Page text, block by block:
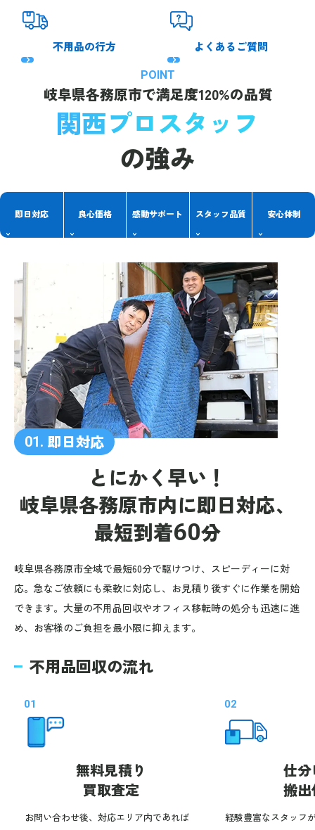
不用品の行方 よくあるご質問
POINT
岐阜県各務原市で満足度120%の品質
関西プロスタッフ
の強み
即日対応 良心価格 感動サポート スタッフ品質 安心体制
01. 即日対応
とにかく早い！
岐阜県各務原市内に即日対応、
最短到着60分
岐阜県各務原市全域で最短60分で駆けつけ、スピーディーに対
応。急なご依頼にも柔軟に対応し、お見積り後すぐに作業を開始
できます。大量の不用品回収やオフィス移転時の処分も迅速に進
め、お客様のご負担を最小限に抑えます。
不用品回収の流れ
01
無料見積り
買取査定
お問い合わせ後、対応エリア内であれば
02
仕
搬
経験豊富なスタッフ